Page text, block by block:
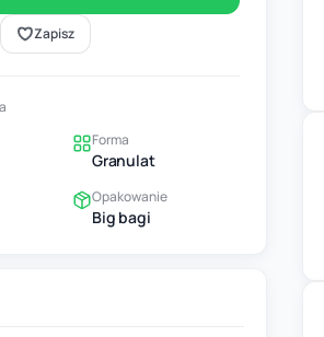
Zapisz
Forma
Granulat
Opakowanie
Big bagi